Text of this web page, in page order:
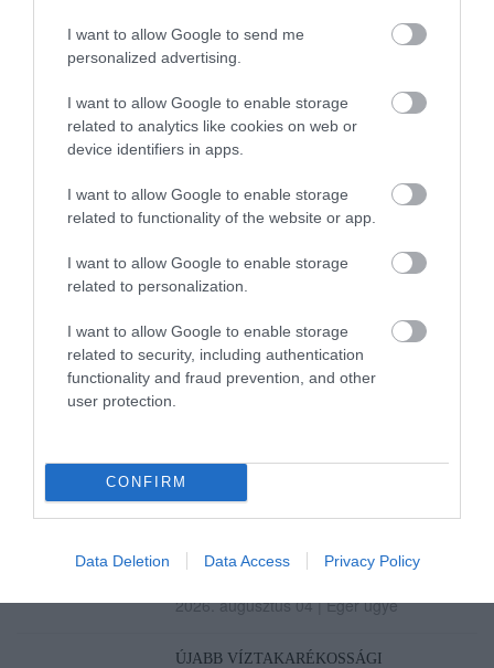
I want to allow Google to send me
personalized advertising.
I want to allow Google to enable storage
related to analytics like cookies on web or
device identifiers in apps.
I want to allow Google to enable storage
related to functionality of the website or app.
I want to allow Google to enable storage
related to personalization.
I want to allow Google to enable storage
related to security, including authentication
functionality and fraud prevention, and other
user protection.
CONFIRM
Data Deletion Data Access Privacy Policy
SIOR: RAJZOK HAZA 98.
2026. augusztus 05
ÉJSZAKAI PERMETEZÉS KEZDŐDIK
EGERBEN A VADGESZTENYE- ÉS P...
2026. augusztus 05
KAPITÁNY: STABIL MARADT AZ ORSZÁG
ELLÁTÁSA, A TAKARÉKOSSÁ...
Mindenki ügye
BIZONYÍTÉKOKAT, BELSŐ DOK...
2026. augusztus 05|Mindenki ügye
DR. BÓDIS PÉTER EGYEZTETETT A
HATÓSÁGOKKAL ÉS A VÍZMŰVEL,...
AZ AGRIA PARK IS TAKARÉKRA
2026. augusztus 04|Eger ügye
ÚJABB VÍZTAKARÉKOSSÁGI